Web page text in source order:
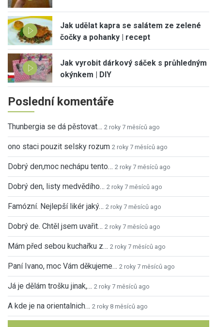
Jak udělat kapra se salátem ze zelené
čočky a pohanky | recept
Jak vyrobit dárkový sáček s průhledným
okýnkem | DIY
Poslední komentáře
Thunbergia se dá pěstovat… 2 roky 7 měsíců ago
ono staci pouzit selsky rozum 2 roky 7 měsíců ago
Dobrý den,moc nechápu tento… 2 roky 7 měsíců ago
Dobrý den, listy medvědího… 2 roky 7 měsíců ago
Famózní. Nejlepší likér jaký… 2 roky 7 měsíců ago
Dobrý de. Chtěl jsem uvařit… 2 roky 7 měsíců ago
Mám před sebou kuchařku z… 2 roky 7 měsíců ago
Paní Ivano, moc Vám děkujeme… 2 roky 7 měsíců ago
Já je dělám trošku jinak,… 2 roky 7 měsíců ago
A kde je na orientalnich… 2 roky 8 měsíců ago